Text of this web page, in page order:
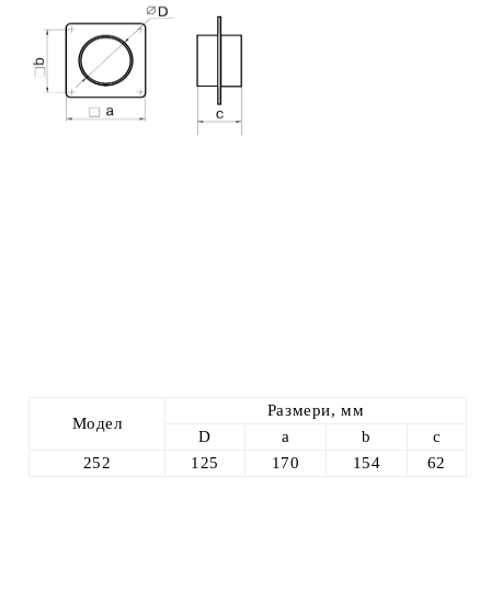
Модел
Размери, мм
D
a b
c
252
125 170 154 62